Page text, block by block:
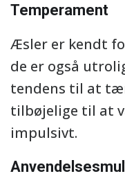
Temperament
Æsler er kendt
de er også
tendens til at
tilbøjelige til at
impulsivt.